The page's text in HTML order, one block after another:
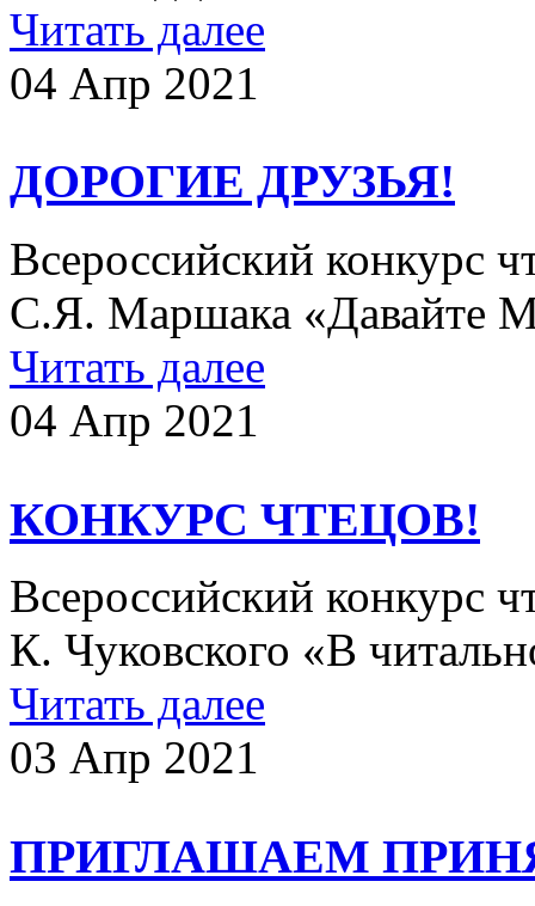
Читать далее
04 Апр 2021
ДОРОГИЕ ДРУЗЬЯ!
Всероссийский конкурс
С.Я. Маршака «Давайте
Читать далее
04 Апр 2021
КОНКУРС ЧТЕЦОВ!
Всероссийский конкурс
К. Чуковского «В
Читать далее
03 Апр 2021
ПРИГЛАШАЕМ